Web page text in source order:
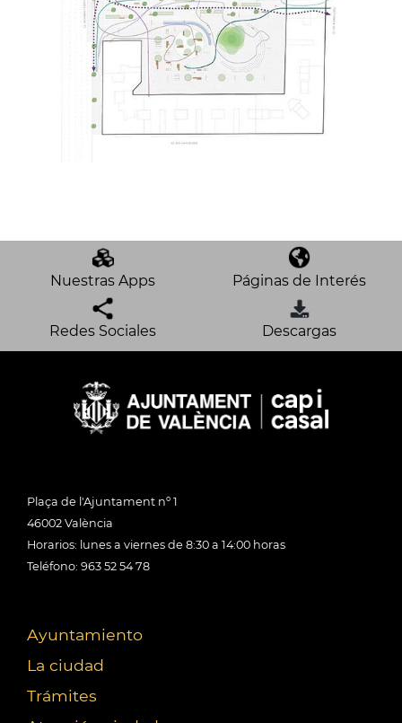
Nuestras Apps Páginas de Interés
Redes Sociales Descargas
Plaça de l'Ajuntament nº 1
46002 València
Horarios: lunes a viernes de 8:30 a 14:00 horas
Teléfono: 963 52 54 78
Ayuntamiento
La ciudad
Trámites